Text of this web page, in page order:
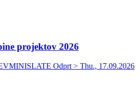
projektov 2026
Odprt > Thu., 17.09.2026